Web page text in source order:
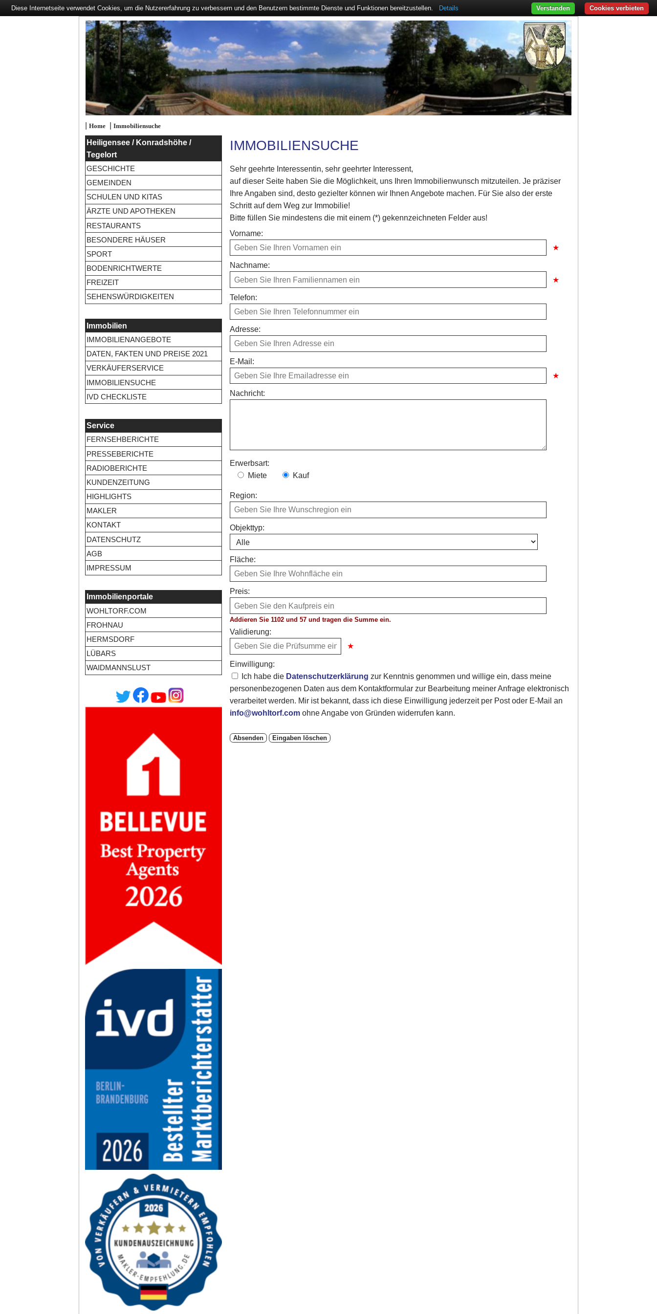
| Home| Immobiliensuche
Heiligensee / Konradshöhe /
Tegelort
GESCHICHTE
GEMEINDEN
SCHULEN UND KITAS
ÄRZTE UND APOTHEKEN
RESTAURANTS
BESONDERE HÄUSER
SPORT
BODENRICHTWERTE
FREIZEIT
SEHENSWÜRDIGKEITEN
Immobilien
IMMOBILIENANGEBOTE
DATEN, FAKTEN UND PREISE 2021
VERKÄUFERSERVICE
IMMOBILIENSUCHE
IVD CHECKLISTE
Service
FERNSEHBERICHTE
PRESSEBERICHTE
RADIOBERICHTE
KUNDENZEITUNG
HIGHLIGHTS
MAKLER
KONTAKT
DATENSCHUTZ
AGB
IMPRESSUM
Immobilienportale
WOHLTORF.COM
FROHNAU
HERMSDORF
LÜBARS
WAIDMANNSLUST
IMMOBILIENSUCHE
Sehr geehrte Interessentin, sehr geehrter Interessent,
auf dieser Seite haben Sie die Möglichkeit, uns Ihren Immobilienwunsch mitzuteilen. Je präziser
Ihre Angaben sind, desto gezielter können wir Ihnen Angebote machen. Für Sie also der erste
Schritt auf dem Weg zur Immobilie!
Bitte füllen Sie mindestens die mit einem (*) gekennzeichneten Felder aus!
Vorname:
Nachname:
Telefon:
Adresse:
E-Mail:
Nachricht:
Erwerbsart:
Miete
Kauf
Region:
Objekttyp:
Fläche:
Preis:
Addieren Sie 1102 und 57 und tragen die Summe ein.
Validierung:
Einwilligung:
Ich habe die Datenschutzerklärung zur Kenntnis genommen und willige ein, dass meine
personenbezogenen Daten aus dem Kontaktformular zur Bearbeitung meiner Anfrage elektronisch
verarbeitet werden. Mir ist bekannt, dass ich diese Einwilligung jederzeit per Post oder E-Mail an
info@wohltorf.comohne Angabe von Gründen widerrufen kann.
Absenden Eingaben löschen
Diese Internetseite verwendet Cookies, um die Nutzererfahrung zu verbessern und den Benutzern bestimmte Dienste und Funktionen bereitzustellen. Details Cookies verbieten
Verstanden